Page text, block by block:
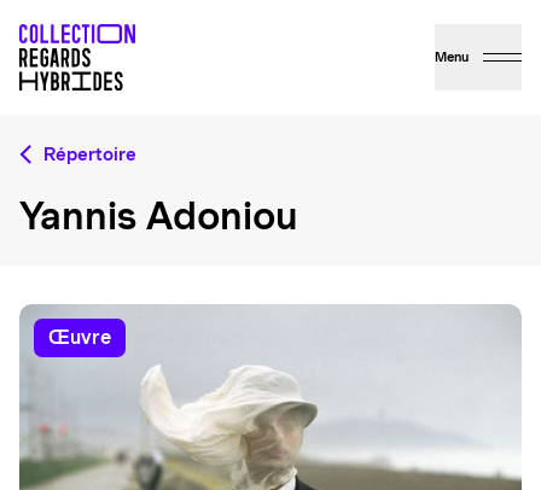
Menu
Répertoire
Yannis Adoniou
œuvre